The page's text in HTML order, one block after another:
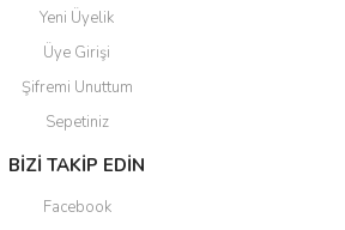
Yeni Üyelik
Üye Girişi
Şifremi Unuttum
Sepetiniz
BİZİ TAKİP EDİN
Facebook